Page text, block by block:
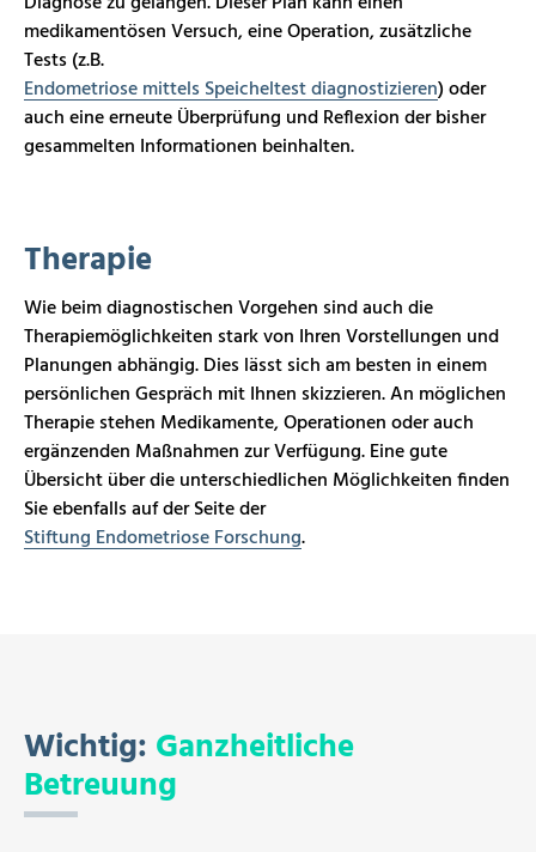
medikamentösen Versuch, eine Operation, zusätzliche
Tests(z.B.
Endometriose mittels Speicheltest diagnostizieren)oder
auch eine erneute Überprüfung und Reflexion der bisher
gesammelten Informationen beinhalten.
Therapie
Wie beim diagnostischen Vorgehen sind auch die
Therapiemöglichkeiten stark von Ihren Vorstellungen und
Planungen abhängig. Dies lässt sich am besten in einem
persönlichen Gespräch mit Ihnen skizzieren. An möglichen
Therapie stehen Medikamente, Operationen oder auch
ergänzenden Maßnahmen zur Verfügung. Eine gute
Übersicht über die unterschiedlichen Möglichkeiten finden
Sie ebenfalls auf der Seite der
Stiftung Endometriose Forschung.
Wichtig: Ganzheitliche
Betreuung